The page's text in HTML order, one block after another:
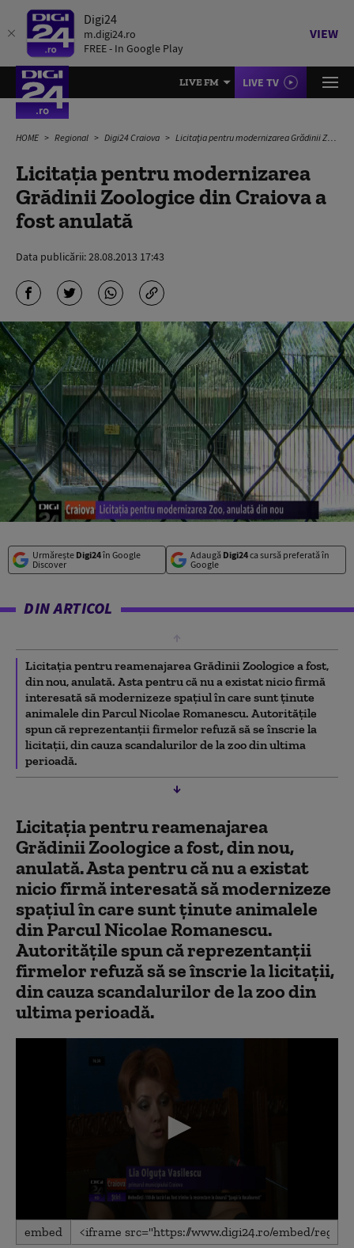
Digi24
m.digi24.ro
FREE - In Google Play
VIEW
LIVE FM LIVE TV
HOME Regional Digi24 Craiova Licitaţia pentru modernizarea Grădinii Zoologice din Craiova a fost anulată
Licitaţia pentru modernizarea
Grădinii Zoologice din Craiova a
fost anulată
Data publicării:28.08.2013 17:43
Urmărește Digi24în Google
Discover
Adaugă Digi24ca sursă preferată în
Google
DIN ARTICOL
Licitaţia pentru reamenajarea Grădinii Zoologice a fost,
din nou, anulată. Asta pentru că nu a existat nicio firmă
interesată să modernizeze spaţiul în care sunt ţinute
animalele din Parcul Nicolae Romanescu. Autorităţile
spun că reprezentanţii firmelor refuză să se înscrie la
licitaţii, din cauza scandalurilor de la zoo din ultima
perioadă.
Licitaţia pentru reamenajarea
Grădinii Zoologice a fost, din nou,
anulată. Asta pentru că nu a existat
nicio firmă interesată să modernizeze
spaţiul în care sunt ţinute animalele
din Parcul Nicolae Romanescu.
Autorităţile spun că reprezentanţii
firmelor refuză să se înscrie la licitaţii,
din cauza scandalurilor de la zoo din
ultima perioadă.
0
seconds
embed